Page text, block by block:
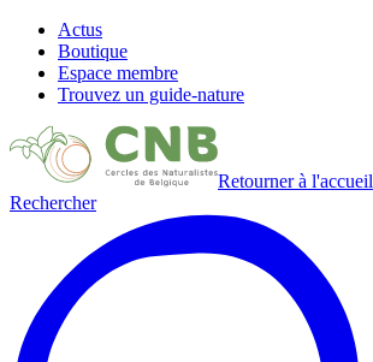
Actus
Boutique
Espace membre
Trouvez un guide-nature
Retourner à l'accueil
Rechercher